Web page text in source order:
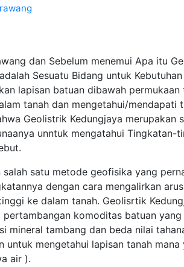
dan Sebelum menemui Apa itu
Sesuatu Bidang untuk
lapisan batuan dibawah permukaan
tanah dan mengetahui/mendapati
Geolistrik Kedungjaya merupakan
unntuk mengatahui Tingkatan-
satu metode geofisika yang
dengan cara mengalirkan
ke dalam tanah. Geolisrtik
komoditas batuan
mineral tambang dan beda nilai
mengetahui lapisan tanah mana
air ).